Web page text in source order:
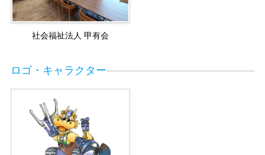
社会福祉法人 甲有会
ロゴ・キャラクター